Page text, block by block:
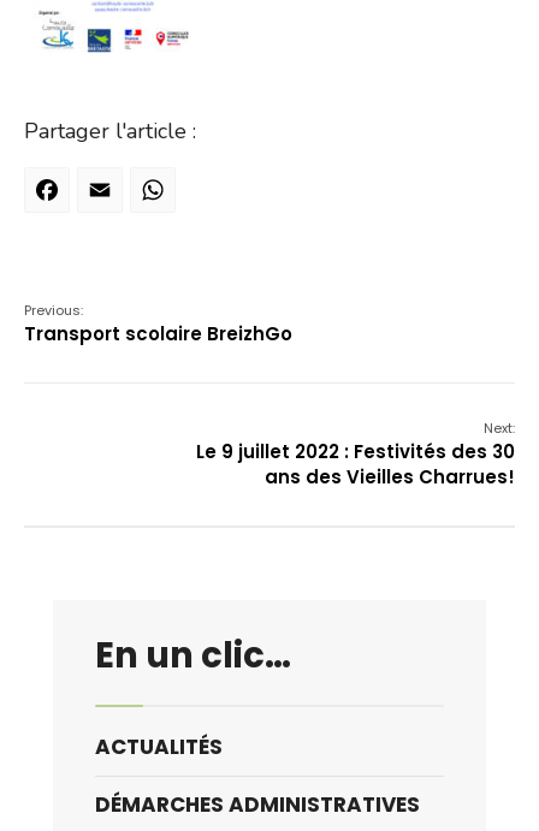
Partager l'article :
Facebook
Email
Previous:
Transport scolaire BreizhGo
Next:
Le 9 juillet 2022 : Festivités des 30
ans des Vieilles Charrues!
En un clic…
ACTUALITÉS
DÉMARCHES ADMINISTRATIVES